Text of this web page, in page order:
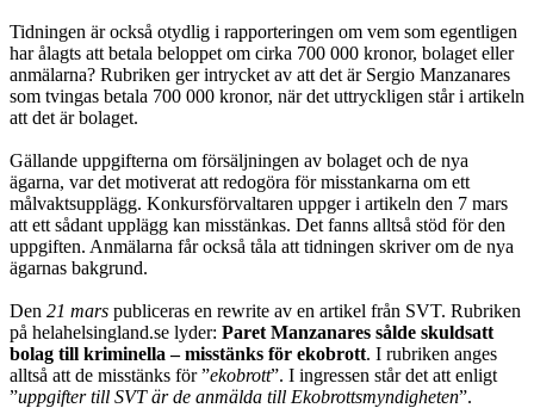
Tidningen är också otydlig i rapporteringen om vem som egentligen
har ålagts att betala beloppet om cirka 700 000 kronor, bolaget eller
anmälarna? Rubriken ger intrycket av att det är Sergio Manzanares
som tvingas betala 700 000 kronor, när det uttryckligen står i artikeln
att det är bolaget.
Gällande uppgifterna om försäljningen av bolaget och de nya
ägarna, var det motiverat att redogöra för misstankarna om ett
målvaktsupplägg. Konkursförval­taren uppger i artikeln den 7 mars
att ett sådant upplägg kan misstänkas. Det fanns alltså stöd för den
uppgiften. Anmälarna får också tåla att tidningen skriver om de nya
ägarnas bakgrund.
Den 21 mars publiceras en rewrite av en artikel från SVT. Rubriken
på helahelsingland.se lyder: Paret Manzanares sålde skuldsatt
bolag till kriminella – misstänks för ekobrott. I rubriken anges
alltså att de misstänks för ”ekobrott”. I ingressen står det att enligt
”uppgifter till SVT är de anmälda till Ekobrottsmyndigheten”.